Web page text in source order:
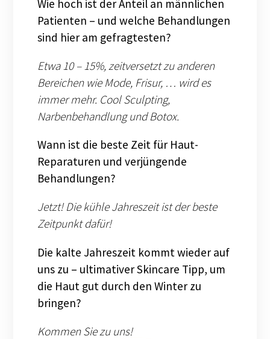
Wie hoch ist der Anteil an männlichen
Patienten – und welche Behandlungen
sind hier am gefragtesten?
Etwa 10 – 15%, zeitversetzt zu anderen
Bereichen wie Mode, Frisur, … wird es
immer mehr. Cool Sculpting,
Narbenbehandlung und Botox.
Wann ist die beste Zeit für Haut-
Reparaturen und verjüngende
Behandlungen?
Jetzt! Die kühle Jahreszeit ist der beste
Zeitpunkt dafür!
Die kalte Jahreszeit kommt wieder auf
uns zu – ultimativer Skincare Tipp, um
die Haut gut durch den Winter zu
bringen?
Kommen Sie zu uns!